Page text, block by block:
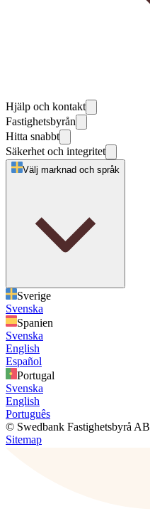
Hjälp och kontakt
Fastighetsbyrån
Hitta snabbt
Säkerhet och integritet
Välj marknad och språk
Sverige
Svenska
Spanien
Svenska
English
Español
Portugal
Svenska
English
Português
© Swedbank Fastighetsbyrå AB
Sitemap